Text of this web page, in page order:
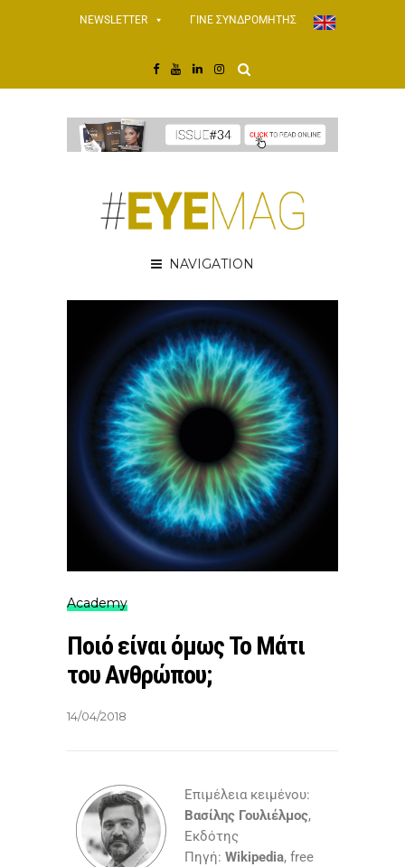
NEWSLETTER ΓΙΝΕ ΣΥΝΔΡΟΜΗΤΗΣ
NAVIGATION
Academy
Ποιό είναι όμως Το Μάτι
του Ανθρώπου;
14/04/2018
Επιμέλεια κειμένου:
Bασίλης Γουλιέλμος,
Εκδότης
Πηγή: Wikipedia, free